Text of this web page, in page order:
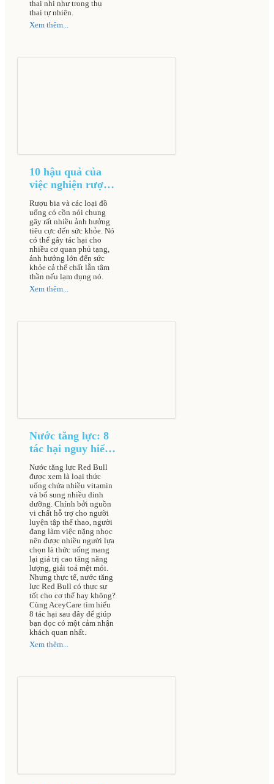
thai nhi như trong thụ
thai tự nhiên.
Xem thêm...
10 hậu quả của
việc nghiện rượu
bia đối với cơ thể
Rượu bia và các loại đồ
uống có cồn nói chung
gây rất nhiều ảnh hưởng
tiêu cực đến sức khỏe. Nó
có thể gây tác hại cho
nhiều cơ quan phủ tạng,
ảnh hưởng lớn đến sức
khỏe cả thể chất lẫn tâm
thần nếu lạm dụng nó.
Xem thêm...
Nước tăng lực: 8
tác hại nguy hiểm
gây nguy cơ đột
quỵ dẫn đến tử
vong cao
Nước tăng lực Red Bull
được xem là loại thức
uống chứa nhiều vitamin
và bổ sung nhiều dinh
dưỡng. Chính bởi nguồn
vi chất hỗ trợ cho người
luyện tập thể thao, người
đang làm việc nặng nhọc
nên được nhiều người lựa
chọn là thức uống mang
lại giá trị cao tăng năng
lượng, giải toả mệt mỏi.
Nhưng thực tế, nước tăng
lực Red Bull có thực sự
tốt cho cơ thể hay không?
Cùng AceyCare tìm hiểu
8 tác hại sau đây để giúp
bạn đọc có một cảm nhận
khách quan nhất.
Xem thêm...